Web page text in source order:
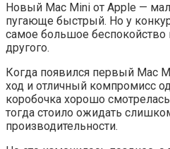
Новый Mac Mini от Apple —
пугающе быстрый. Но у
самое большое беспокойство
другого.
Когда появился первый Mac
ход и отличный компромисс
коробочка хорошо
тогда стоило ожидать
производительности.